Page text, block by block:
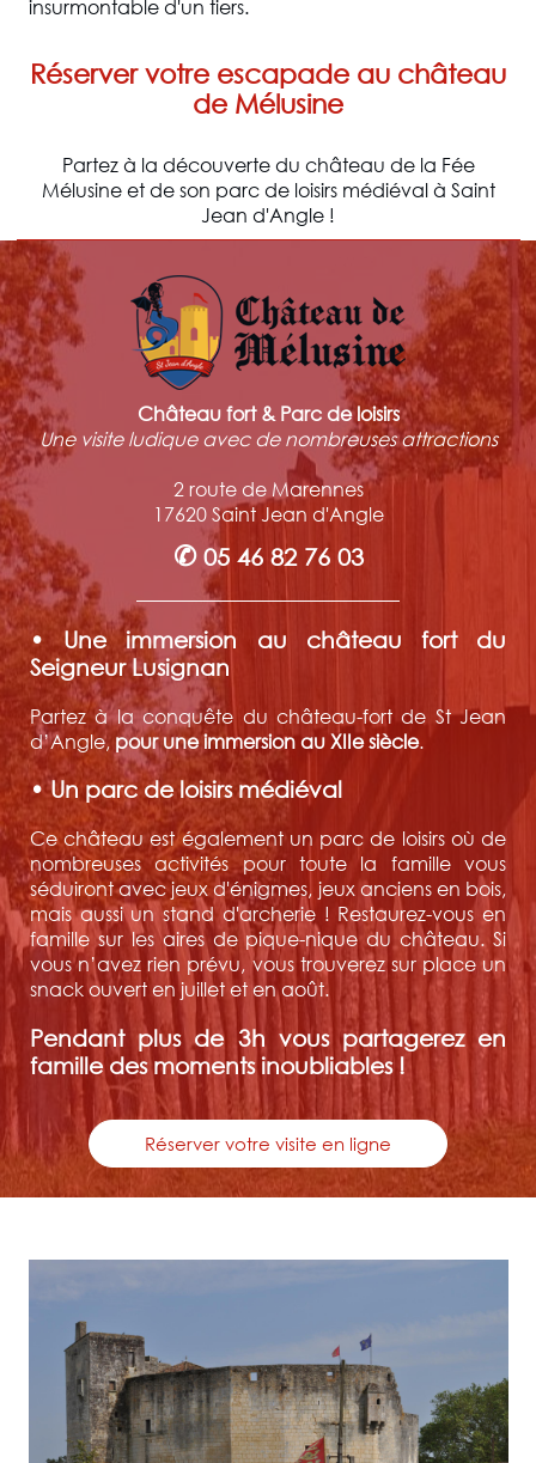
insurmontable d'un tiers.
Réserver votre escapade au château
de Mélusine
Partez à la découverte du château de la Fée
Mélusine et de son parc de loisirs médiéval à Saint
Jean d'Angle !
Château fort & Parc de loisirs
Une visite ludique avec de nombreuses attractions
2 route de Marennes
17620 Saint Jean d'Angle
✆ 05 46 82 76 03
• Une immersion au château fort du
Seigneur Lusignan
Partez à la conquête du château-fort de St Jean
d’Angle, pour une immersion au XIIe siècle.
• Un parc de loisirs médiéval
Ce château est également un parc de loisirs où de
nombreuses activités pour toute la famille vous
séduiront avec jeux d'énigmes, jeux anciens en bois,
mais aussi un stand d'archerie ! Restaurez-vous en
famille sur les aires de pique-nique du château. Si
vous n’avez rien prévu, vous trouverez sur place un
snack ouvert en juillet et en août.
Pendant plus de 3h vous partagerez en
famille des moments inoubliables !
Réserver votre visite en ligne